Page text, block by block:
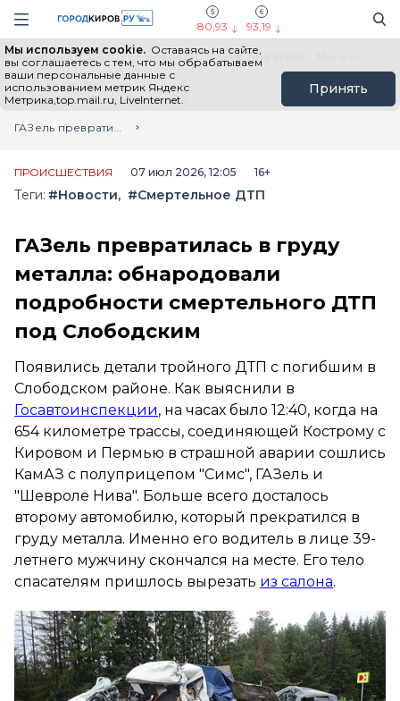
Навигация сайта
80,93 93,19
Мы используем cookie. Оставаясь на сайте,
вы соглашаетесь с тем, что мы обрабатываем
ваши персональные данные с
использованием метрик Яндекс
Метрика,top.mail.ru, LiveInternet.
Принять
Выборы - 2026 Все новости Мы в Telegram
Главная
Лента новостей
ГАЗель превратилась в груду металла: обнародовали подробности смертельного ДТП под Слободским
ПРОИСШЕСТВИЯ 07 июл 2026, 12:05 16+
Теги: #Новости #Смертельное ДТП
ГАЗель превратилась в груду
металла: обнародовали
подробности смертельного ДТП
под Слободским
Появились детали тройного ДТП с погибшим в
Слободском районе. Как выяснили в
Госавтоинспекции, на часах было 12:40, когда на
654 километре трассы, соединяющей Кострому с
Кировом и Пермью в страшной аварии сошлись
КамАЗ с полуприцепом "Симс", ГАЗель и
"Шевроле Нива". Больше всего досталось
второму автомобилю, который прекратился в
груду металла. Именно его водитель в лице 39-
летнего мужчину скончался на месте. Его тело
спасателям пришлось вырезать из салона.